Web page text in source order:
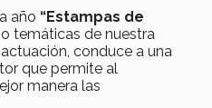
año “Estampas de
temáticas de nuestra
conduce a una
que permite al
manera las